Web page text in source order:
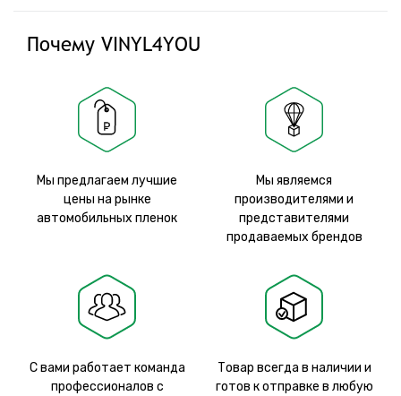
Почему VINYL4YOU
Мы предлагаем лучшие
цены на рынке
автомобильных пленок
Мы являемся
производителями и
представителями
продаваемых брендов
С вами работает команда
профессионалов с
Товар всегда в наличии и
готов к отправке в любую